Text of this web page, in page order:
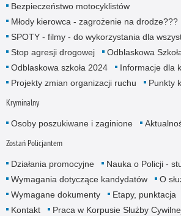
Bezpieczeństwo motocyklistów
Młody kierowca - zagrożenie na drodze???
SPOTY - filmy - do wykorzystania dla
Stop agresji drogowej
Odblaskowa
Odblaskowa szkoła 2024
Informacje dla
Projekty zmian organizacji ruchu
Punkty
Kryminalny
Osoby poszukiwane i zaginione
Zostań Policjantem
Działania promocyjne
Nauka o Policji -
Wymagania dotyczące kandydatów
O
Wymagane dokumenty
Etapy, punktacja
Kontakt
Praca w Korpusie Służby